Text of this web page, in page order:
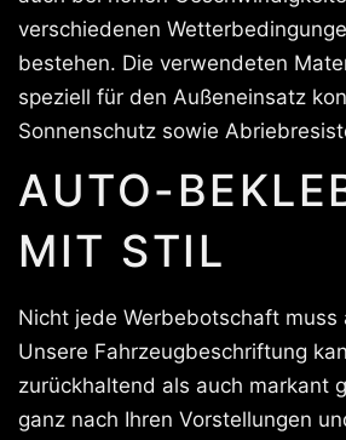
verschiedenen
bestehen. Die verwendeten
speziell für den Außeneinsatz
Sonnenschutz sowie
AUTO-
MIT STIL
Nicht jede Werbebotschaft muss
Unsere Fahrzeugbeschriftung
zurückhaltend als auch markant
ganz nach Ihren Vorstellungen